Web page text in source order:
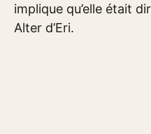
implique qu’elle était
Alter d’Eri.